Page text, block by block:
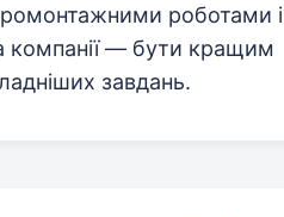
роботами і
компанії — бути кращим
завдань.